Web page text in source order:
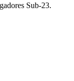
Sub-23.